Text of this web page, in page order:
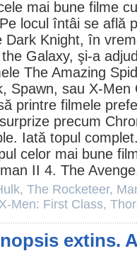
mai bune filme
locul întâi se află
Dark Knight, în
Galaxy, şi-a
The Amazing
, Spawn, sau X-Men
printre filmele
precum
. Iată topul
celor mai bune
II 4. The Avenge
, The Rocketeer,
X-Men: First Class, Thor
extins.